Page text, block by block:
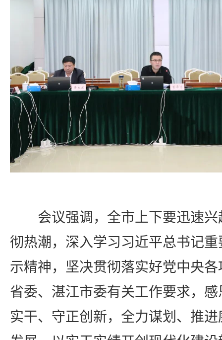
会议强调， 全市上下要迅速
彻热潮，深入学习习近平总书记
示精神，坚决贯彻落实好党中央
省委、湛江市委有关工作要求，
实干、守正创新，全力谋划、推进